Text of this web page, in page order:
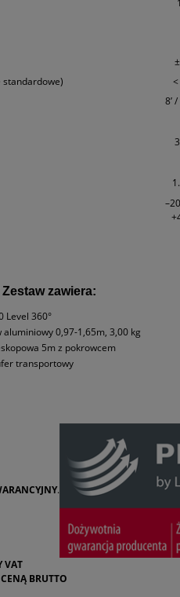
standardowe)
<
8’
Zestaw zawiera:
Level 360°
aluminiowy 0,97-1,65m, 3,00 kg
5m z pokrowcem
transportowy
.
VAT
BRUTTO